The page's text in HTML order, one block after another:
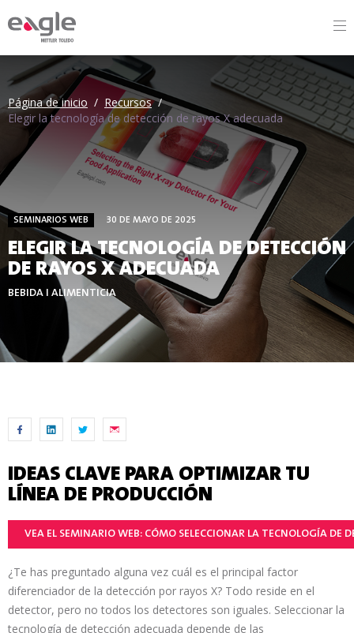
Página de inicio / Recursos /
Elegir la tecnología de detección de rayos X adecuada
SEMINARIOS WEB 30 DE MAYO DE 2025
ELEGIR LA TECNOLOGÍA DE DETECCIÓN
DE RAYOS X ADECUADA
BEBIDA I ALIMENTICIA
IDEAS CLAVE PARA OPTIMIZAR TU
LÍNEA DE PRODUCCIÓN
VEA EL SEMINARIO WEB: CÓMO SELECCIONAR LA TECNOLOGÍA DE
¿Te has preguntado alguna vez cuál es el principal factor
diferenciador de la detección por rayos X? Todo reside en el
detector, pero no todos los detectores son iguales. Seleccionar la
tecnología de detección adecuada depende de las